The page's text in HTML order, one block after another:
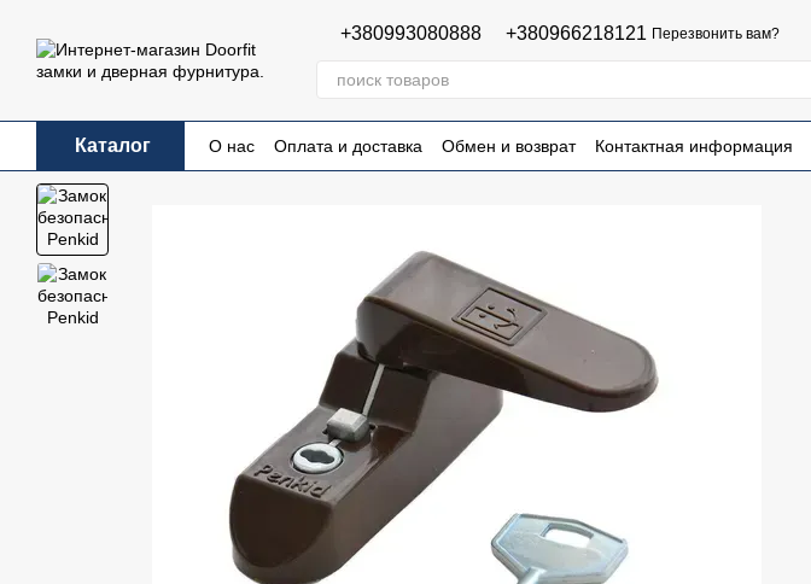
+380993080888 +380966218121 Перезвонить вам?
Каталог О нас Оплата и доставка Обмен и возврат Контактная информация
Пользовательское соглашение
Публичная оферта